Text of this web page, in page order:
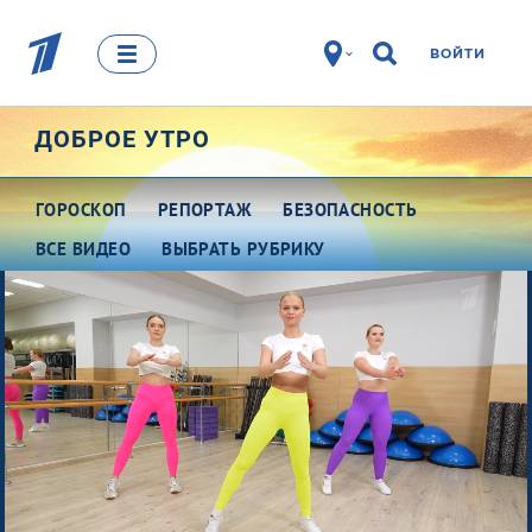
ВОЙТИ
ДОБРОЕ УТРО
ГОРОСКОП РЕПОРТАЖ
БЕЗОПАСНОСТЬ
ВСЕ ВИДЕО
Про деньги
Между тем
Наши гости
Про культуру
Это кино
Разговоры о важном
ВЫБРАТЬ РУБРИКУ